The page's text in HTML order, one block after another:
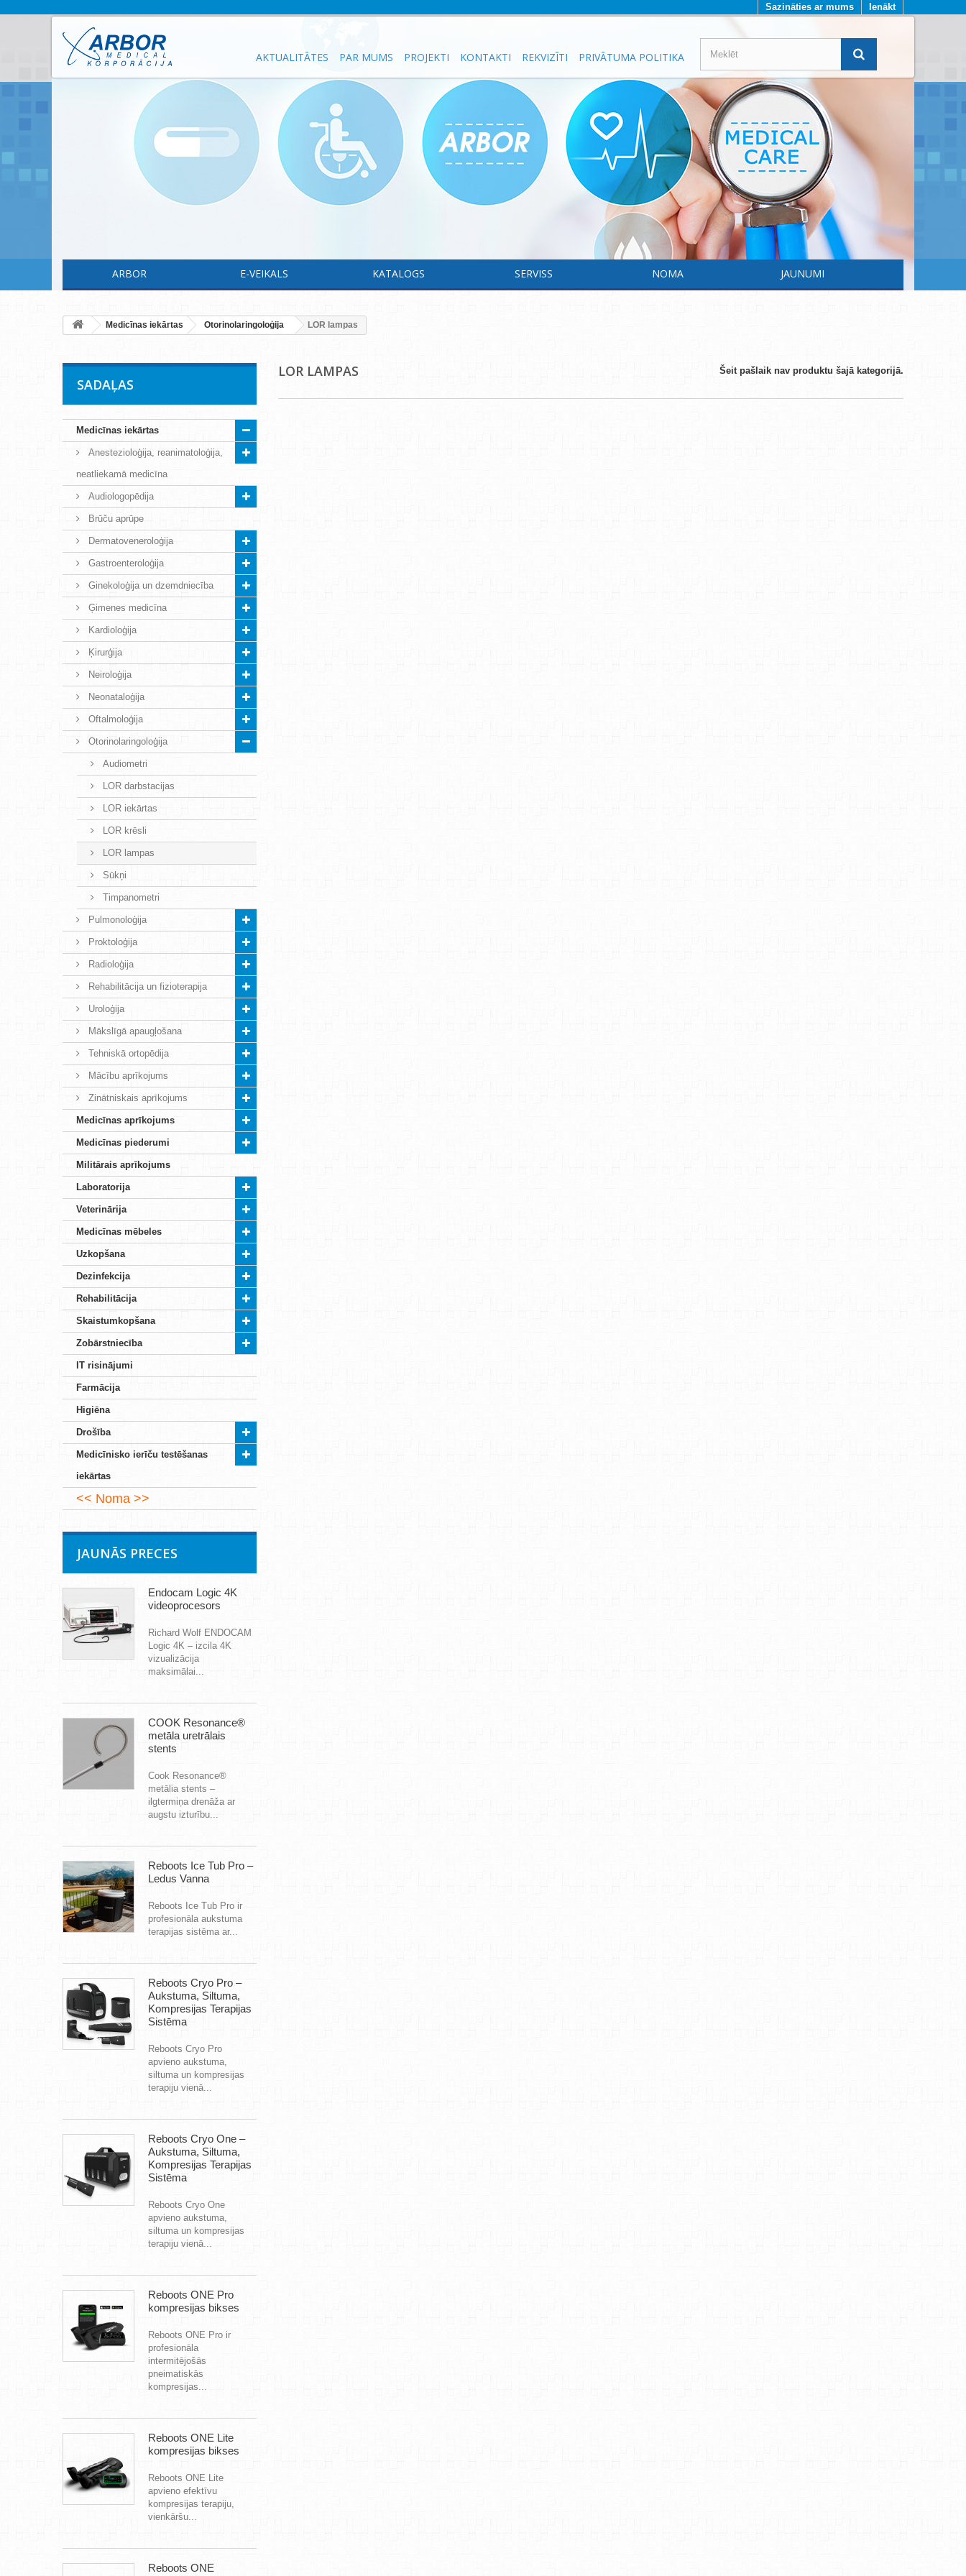
Ienākt
Sazināties ar mums
AKTUALITĀTES PAR MUMS PROJEKTI KONTAKTI REKVIZĪTI PRIVĀTUMA POLITIKA
ARBOR E-VEIKALS KATALOGS SERVISS NOMA JAUNUMI
Medicīnas iekārtas Otorinolaringoloģija LOR lampas
SADAĻAS
Medicīnas iekārtas
Anestezioloģija, reanimatoloģija,
neatliekamā medicīna
Audiologopēdija
Brūču aprūpe
Dermatoveneroloģija
Gastroenteroloģija
Ginekoloģija un dzemdniecība
Ģimenes medicīna
Kardioloģija
Ķirurģija
Neiroloģija
Neonataloģija
Oftalmoloģija
Otorinolaringoloģija
Audiometri
LOR darbstacijas
LOR iekārtas
LOR krēsli
LOR lampas
Sūkņi
Timpanometri
Pulmonoloģija
Proktoloģija
Radioloģija
Rehabilitācija un fizioterapija
Uroloģija
Mākslīgā apaugļošana
Tehniskā ortopēdija
Mācību aprīkojums
Zinātniskais aprīkojums
Medicīnas aprīkojums
Medicīnas piederumi
Militārais aprīkojums
Laboratorija
Veterinārija
Medicīnas mēbeles
Uzkopšana
Dezinfekcija
Rehabilitācija
Skaistumkopšana
Zobārstniecība
IT risinājumi
Farmācija
Higiēna
Drošība
Medicīnisko ierīču testēšanas
iekārtas
Noma
JAUNĀS PRECES
Endocam Logic 4K
videoprocesors
Richard Wolf ENDOCAM
Logic 4K – izcila 4K
vizualizācija
maksimālai...
COOK Resonance®
metāla uretrālais
stents
Cook Resonance®
metālia stents –
ilgtermiņa drenāža ar
augstu izturību...
Reboots Ice Tub Pro –
Ledus Vanna
Reboots Ice Tub Pro ir
profesionāla aukstuma
terapijas sistēma ar...
Reboots Cryo Pro –
Aukstuma, Siltuma,
Kompresijas Terapijas
Sistēma
Reboots Cryo Pro
apvieno aukstuma,
siltuma un kompresijas
terapiju vienā...
Reboots Cryo One –
Aukstuma, Siltuma,
Kompresijas Terapijas
Sistēma
Reboots Cryo One
apvieno aukstuma,
siltuma un kompresijas
terapiju vienā...
Reboots ONE Pro
kompresijas bikses
Reboots ONE Pro ir
profesionāla
intermitējošās
pneimatiskās
kompresijas...
Reboots ONE Lite
kompresijas bikses
Reboots ONE Lite
apvieno efektīvu
kompresijas terapiju,
vienkāršu...
Reboots ONE
LOR LAMPAS Šeit pašlaik nav produktu šajā kategorijā.